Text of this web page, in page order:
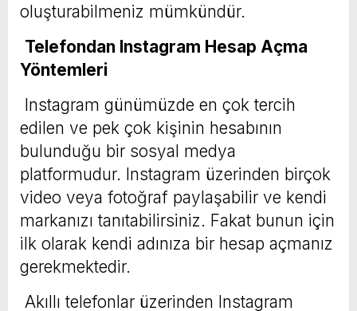
oluşturabilmeniz mümkündür.
Telefondan Instagram Hesap Açma
Yöntemleri
Instagram günümüzde en çok tercih
edilen ve pek çok kişinin hesabının
bulunduğu bir sosyal medya
platformudur. Instagram üzerinden birçok
video veya fotoğraf paylaşabilir ve kendi
markanızı tanıtabilirsiniz. Fakat bunun için
ilk olarak kendi adınıza bir hesap açmanız
gerekmektedir.
Akıllı telefonlar üzerinden Instagram